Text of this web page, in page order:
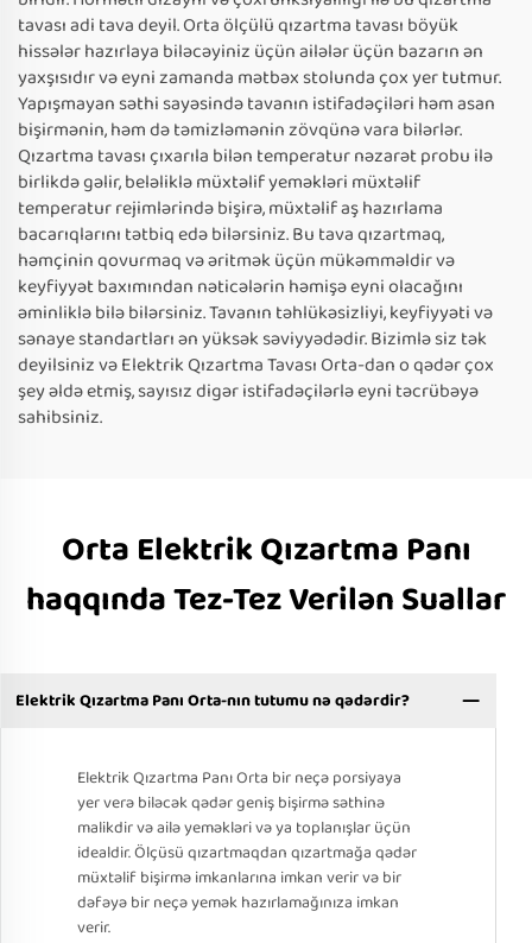
tavası adi tava deyil. Orta ölçülü qızartma tavası böyük
hissələr hazırlaya biləcəyiniz üçün ailələr üçün bazarın ən
yaxşısıdır və eyni zamanda mətbəx stolunda çox yer tutmur.
Yapışmayan səthi sayəsində tavanın istifadəçiləri həm asan
bişirmənin, həm də təmizləmənin zövqünə vara bilərlər.
Qızartma tavası çıxarıla bilən temperatur nəzarət probu ilə
birlikdə gəlir, beləliklə müxtəlif yeməkləri müxtəlif
temperatur rejimlərində bişirə, müxtəlif aş hazırlama
bacarıqlarını tətbiq edə bilərsiniz. Bu tava qızartmaq,
həmçinin qovurmaq və əritmək üçün mükəmməldir və
keyfiyyət baxımından nəticələrin həmişə eyni olacağını
əminliklə bilə bilərsiniz. Tavanın təhlükəsizliyi, keyfiyyəti və
sənaye standartları ən yüksək səviyyədədir. Bizimlə siz tək
deyilsiniz və Elektrik Qızartma Tavası Orta-dan o qədər çox
şey əldə etmiş, sayısız digər istifadəçilərlə eyni təcrübəyə
sahibsiniz.
Orta Elektrik Qızartma Panı
haqqında Tez-Tez Verilən Suallar
Elektrik Qızartma Panı Orta-nın tutumu nə qədərdir?
Elektrik Qızartma Panı Orta bir neçə porsiyaya
yer verə biləcək qədər geniş bişirmə səthinə
malikdir və ailə yeməkləri və ya toplanışlar üçün
idealdir. Ölçüsü qızartmaqdan qızartmağa qədər
müxtəlif bişirmə imkanlarına imkan verir və bir
dəfəyə bir neçə yemək hazırlamağınıza imkan
verir.